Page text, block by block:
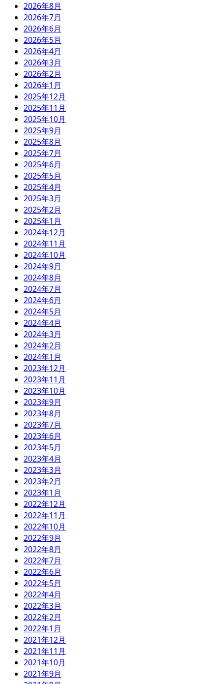
2026年8月
2026年7月
2026年6月
2026年5月
2026年4月
2026年3月
2026年2月
2026年1月
2025年12月
2025年11月
2025年10月
2025年9月
2025年8月
2025年7月
2025年6月
2025年5月
2025年4月
2025年3月
2025年2月
2025年1月
2024年12月
2024年11月
2024年10月
2024年9月
2024年8月
2024年7月
2024年6月
2024年5月
2024年4月
2024年3月
2024年2月
2024年1月
2023年12月
2023年11月
2023年10月
2023年9月
2023年8月
2023年7月
2023年6月
2023年5月
2023年4月
2023年3月
2023年2月
2023年1月
2022年12月
2022年11月
2022年10月
2022年9月
2022年8月
2022年7月
2022年6月
2022年5月
2022年4月
2022年3月
2022年2月
2022年1月
2021年12月
2021年11月
2021年10月
2021年9月